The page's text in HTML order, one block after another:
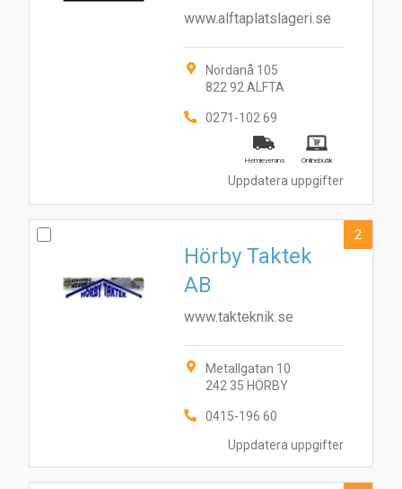
Uppdatera uppgifter
www.alftaplatslageri.se
Nordanå 105
822 92 ALFTA
0271-102 69
Hemleverans Onlinebutik
Uppdatera uppgifter
Hörby Taktek
AB
www.takteknik.se
Metallgatan 10
242 35 HÖRBY
0415-196 60
2